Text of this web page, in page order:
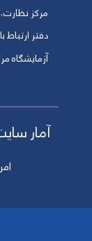
مرکز
دفتر
آزمایشگاه
آمار